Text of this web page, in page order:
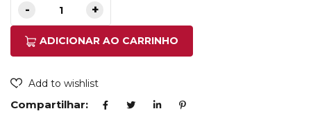
ADICIONAR AO CARRINHO
Add to wishlist
Compartilhar: